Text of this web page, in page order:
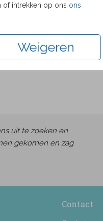
of intrekken op ons ons
Weigeren15 × 15 cm
uit te zoeken en
gekomen en zag
Contact